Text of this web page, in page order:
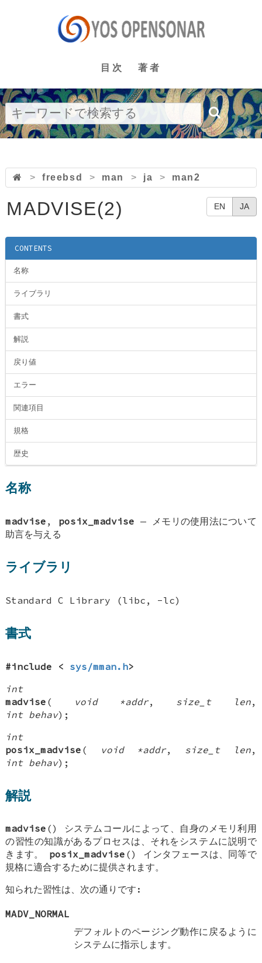
目次 著者
> freebsd > man > ja > man2
EN JA
MADVISE(2)
CONTENTS
名称
ライブラリ
書式
解説
戻り値
エラー
関連項目
規格
歴史
名称
madvise , posix_madvise —
メモリの使用法について
助言を与える
ライブラリ
Standard C Library (libc, -lc)
書式
#include < sys/mman.h>
int
madvise ( void *addr, size_t len,
int behav);
int
posix_madvise ( void *addr, size_t len,
int behav);
解説
madvise () システムコールによって、自身のメモリ利用
の習性の知識があるプロセスは、それをシステムに説明で
きます。 posix_madvise () インタフェースは、同等で
規格に適合するために提供されます。
知られた習性は、次の通りです:
MADV_NORMAL
デフォルトのページング動作に戻るように
システムに指示します。